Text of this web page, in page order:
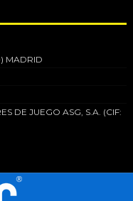
MADRID
DE JUEGO ASG, S.A. (CIF: